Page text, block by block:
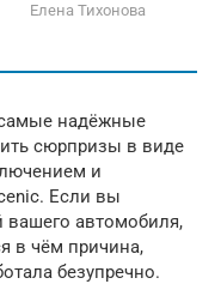
Елена Тихонова
надёжные
сюрпризы в виде
и
Если вы
вашего автомобиля,
в чём причина,
безупречно.